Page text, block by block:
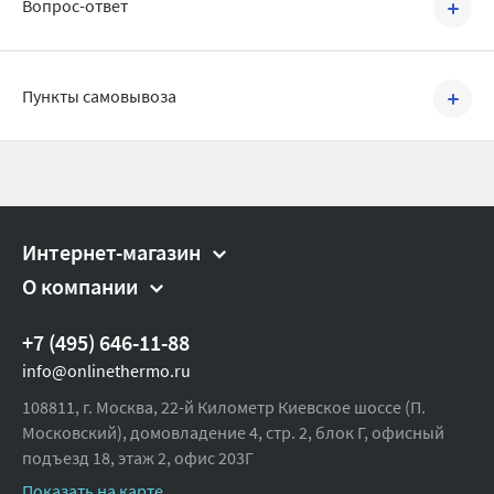
Пробка из ПВХ
Вес брутто, гр:
Вопрос-ответ
Пункты самовывоза
Интернет-магазин
О компании
+7 (495) 646-11-88
info@onlinethermo.ru
108811, г. Москва, 22-й Километр Киевское шоссе (П.
Московский), домовладение 4, стр. 2, блок Г, офисный
подъезд 18, этаж 2, офис 203Г